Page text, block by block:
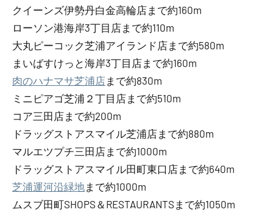
クイーンズ伊勢丹白金高輪店まで約160m
ローソン港海岸3丁目店まで約110m
大丸ピーコック芝浦アイランド店まで約580m
まいばすけっと海岸3丁目店まで約160m
肉のハナマサ芝浦店まで約830m
ミニピアゴ芝浦２丁目店まで約510m
コア三田店まで約200m
ドラッグストアスマイル芝浦店まで約880m
マルエツプチ三田店まで約1000m
ドラッグストアスマイル田町東口店まで約640m
芝浦運河沿緑地まで約1000m
ムスブ田町SHOPS＆RESTAURANTSまで約1050m